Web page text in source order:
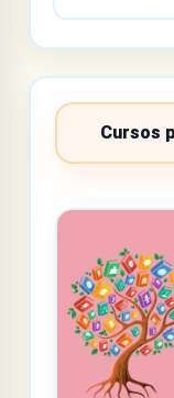
Cursos